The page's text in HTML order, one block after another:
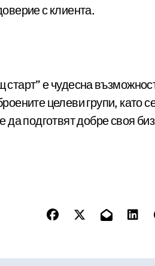
с клиента.
старт” е чудесна
целеви групи, като
да подготвят добре своя